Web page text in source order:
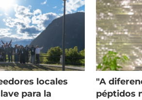
locales
para la
"A
péptidos